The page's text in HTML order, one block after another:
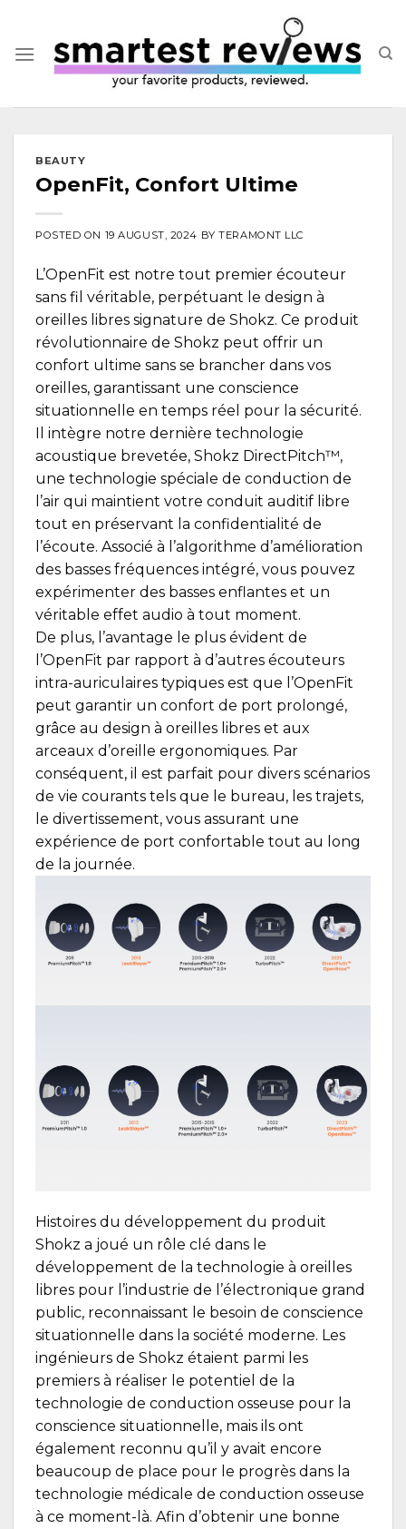
content
BEAUTY
OpenFit, Confort Ultime
POSTED ON 19 AUGUST, 2024 BYTERAMONT LLC
L’OpenFit est notre tout premier écouteur
sans fil véritable, perpétuant le design à
oreilles libres signature de Shokz. Ce produit
révolutionnaire de Shokz peut offrir un
confort ultime sans se brancher dans vos
oreilles, garantissant une conscience
situationnelle en temps réel pour la sécurité.
Il intègre notre dernière technologie
acoustique brevetée, Shokz DirectPitch™,
une technologie spéciale de conduction de
l’air qui maintient votre conduit auditif libre
tout en préservant la confidentialité de
l’écoute. Associé à l’algorithme d’amélioration
des basses fréquences intégré, vous pouvez
expérimenter des basses enflantes et un
véritable effet audio à tout moment.
De plus, l’avantage le plus évident de
l’OpenFit par rapport à d’autres écouteurs
intra-auriculaires typiques est que l’OpenFit
peut garantir un confort de port prolongé,
grâce au design à oreilles libres et aux
arceaux d’oreille ergonomiques. Par
conséquent, il est parfait pour divers scénarios
de vie courants tels que le bureau, les trajets,
le divertissement, vous assurant une
expérience de port confortable tout au long
de la journée.
Histoires du développement du produit
Shokz a joué un rôle clé dans le
développement de la technologie à oreilles
libres pour l’industrie de l’électronique grand
public, reconnaissant le besoin de conscience
situationnelle dans la société moderne. Les
ingénieurs de Shokz étaient parmi les
premiers à réaliser le potentiel de la
technologie de conduction osseuse pour la
conscience situationnelle, mais ils ont
également reconnu qu’il y avait encore
beaucoup de place pour le progrès dans la
technologie médicale de conduction osseuse
à ce moment-là. Afin d’obtenir une bonne